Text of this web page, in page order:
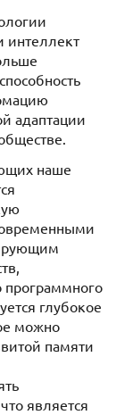
интеллект
адаптации
наше
программного
глубокое
можно
памяти
является